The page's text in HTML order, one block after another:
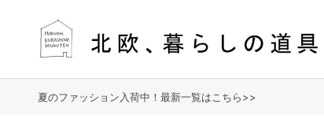
夏のファッション入荷中！最新一覧はこちら>>